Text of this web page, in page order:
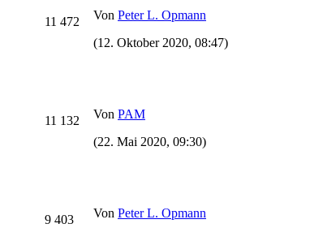
11 472 Von Peter L. Opmann
(12. Oktober 2020, 08:47)
11 132 Von PAM
(22. Mai 2020, 09:30)
9 403 Von Peter L. Opmann